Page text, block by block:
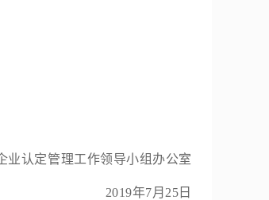
业认定管理工作领导小组办公室
25日